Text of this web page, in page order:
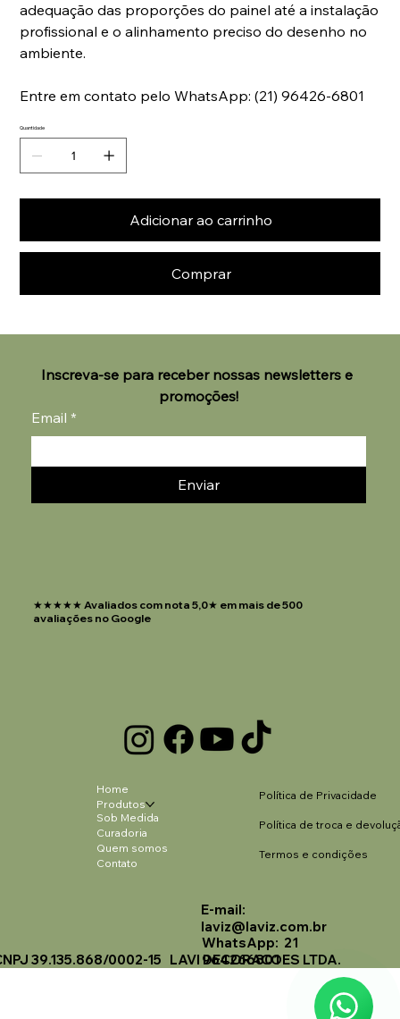
🗓️ Opening Hours: Mon-Fri 9:00 - 16:00
Laviz Home Decor
adequação das proporções do painel até a instalação
profissional e o alinhamento preciso do desenho no
ambiente.
Entre em contato pelo WhatsApp: (21) 96426-6801
Quantidade
Adicionar ao carrinho
Comprar
Home
Produtos
Sob Medida
Curadoria
Quem somos
Contato
Política de Privacidade
Política de troca e
Termos e condições
Inscreva-se para receber nossas newsletters e
promoções!
Email *
Enviar
★★★★★ Avaliados com nota 5,0★ em mais de 500
avaliações no Google
E-mail:
laviz@laviz.com.br
WhatsApp: 21
964266801
39.135.868/0002-15 LAVI DECORACOES LTDA.